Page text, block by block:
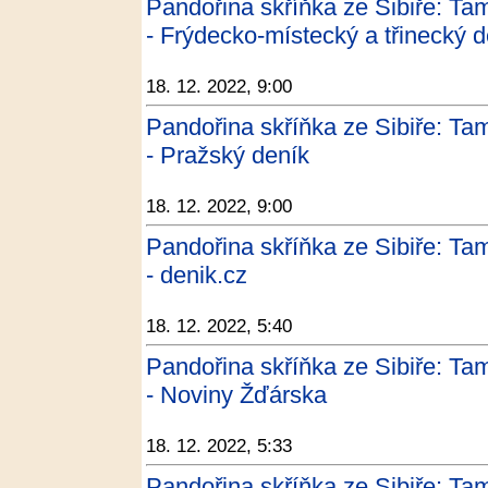
Pandořina skříňka ze Sibiře:
- Frýdecko-místecký a třinecký
18. 12. 2022, 9:00
Pandořina skříňka ze Sibiře:
- Pražský deník
18. 12. 2022, 9:00
Pandořina skříňka ze Sibiře:
- denik.cz
18. 12. 2022, 5:40
Pandořina skříňka ze Sibiře:
- Noviny Žďárska
18. 12. 2022, 5:33